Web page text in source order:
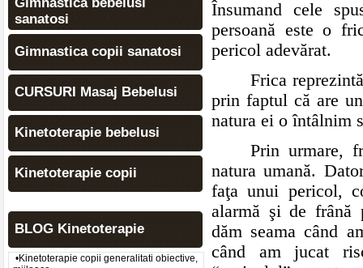
sanatosi
Gimnastica copii sanatosi
CURSURI Masaj Bebelusi
Kinetoterapie bebelusi
Kinetoterapie copii
BLOG Kinetoterapie
•Kinetoterapie copii generalitati obiective,
Însumand cele
persoană este o
pericol adevărat.
Frica
prin faptul că are
natura ei o întâlnim
Prin urmare,
natura umană.
faţa unui pericol,
alarmă şi de frână
dăm seama când
când am jucat